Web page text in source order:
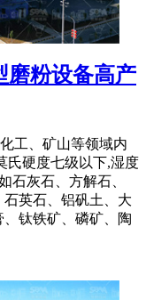
磨粉设备高产
工、矿山等领域内
氏硬度七级以下,湿度
石灰石、方解石、
英石、铝矾土、大
钛铁矿、磷矿、陶